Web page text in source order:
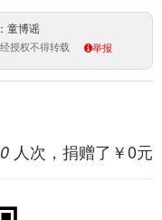
童博谣
授权不得转载 举报
0 人次，捐赠了￥0元